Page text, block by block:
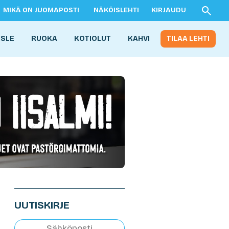
MIKÄ ON JUOMAPOSTI NÄKÖISLEHTI KIRJAUDU
RUOKA KOTIOLUT KAHVI TILAA LEHTI
UUTISKIRJE